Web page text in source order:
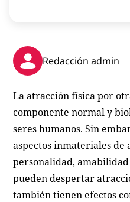
Redacción admin
La atracción física por
componente normal y
seres humanos. Sin
aspectos inmateriales de
personalidad,
pueden despertar
también tienen efectos